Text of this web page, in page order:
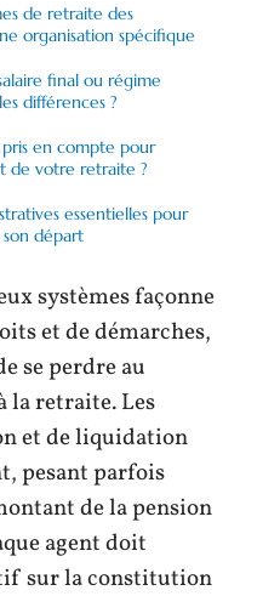
de retraite des
organisation spécifique
final ou régime
différences ?
en compte pour
de votre retraite ?
essentielles pour
départ
systèmes façonne
et de démarches,
se perdre au
la retraite. Les
et de liquidation
pesant parfois
de la pension
agent doit
sur la constitution